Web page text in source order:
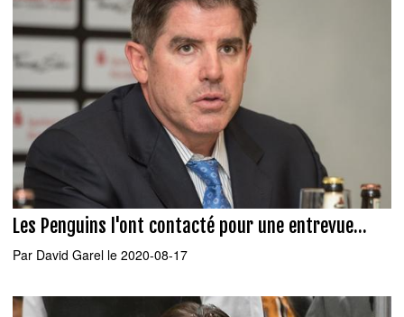
Les Penguins l'ont contacté pour une entrevue...
Par David Garel le 2020-08-17